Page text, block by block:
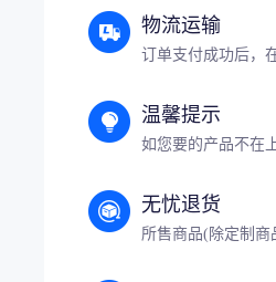
物流运输
订单支付成功后，
温馨提示
如您要的产品不在
无忧退货
所售商品(除定制